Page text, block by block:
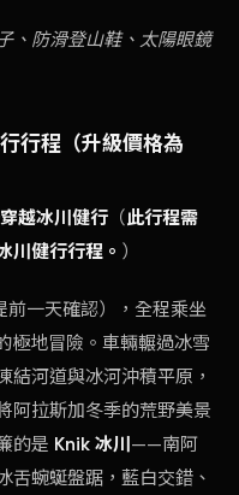
、防滑登山鞋、太陽眼鏡
行程（升級價格為
越冰川健行 （此行程需
川健行行程。 ）
一天確認），全程乘坐
極地冒險。車輛輾過冰雪
結河道與冰河沖積平原，
阿拉斯加冬季的荒野美景
的是 Knik 冰川——南阿
舌蜿蜒盤踞，藍白交錯、